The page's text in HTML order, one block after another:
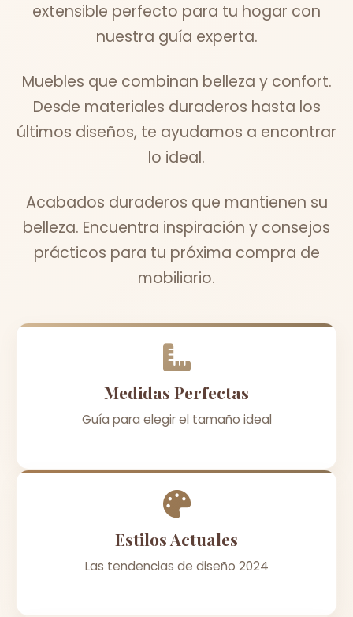
extensible perfecto para tu hogar con
nuestra guía experta.
Muebles que combinan belleza y confort.
Desde materiales duraderos hasta los
últimos diseños, te ayudamos a encontrar
lo ideal.
Acabados duraderos que mantienen su
belleza. Encuentra inspiración y consejos
prácticos para tu próxima compra de
mobiliario.
Medidas Perfectas
Guía para elegir el tamaño ideal
Estilos Actuales
Las tendencias de diseño 2024